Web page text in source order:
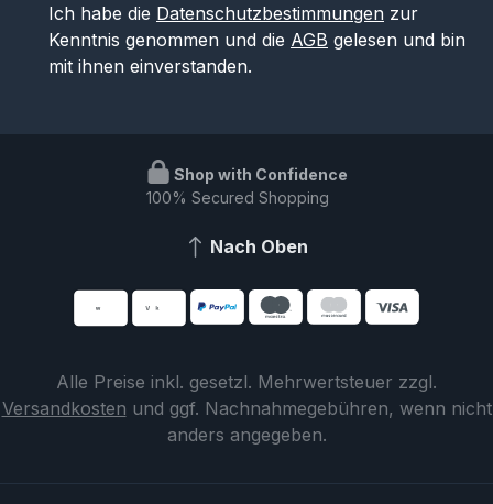
Ich habe die Datenschutzbestimmungen zur
Kenntnis genommen und die AGB gelesen und bin
mit ihnen einverstanden.
Shop with Confidence
100% Secured Shopping
Nach Oben
Alle Preise inkl. gesetzl. Mehrwertsteuer zzgl.
Versandkosten und ggf. Nachnahmegebühren, wenn nicht
anders angegeben.